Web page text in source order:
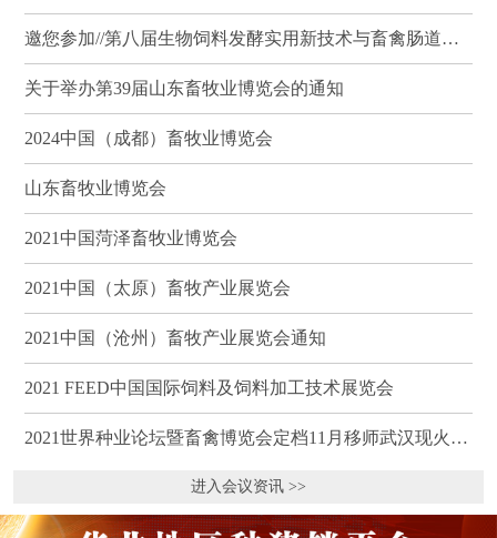
邀您参加//第八届生物饲料发酵实用新技术与畜禽肠道健康、营养科学研讨会（武汉）
关于举办第39届山东畜牧业博览会的通知
2024中国（成都）畜牧业博览会
山东畜牧业博览会
2021中国菏泽畜牧业博览会
2021中国（太原）畜牧产业展览会
2021中国（沧州）畜牧产业展览会通知
2021 FEED中国国际饲料及饲料加工技术展览会
2021世界种业论坛暨畜禽博览会定档11月移师武汉现火热招商
进入会议资讯 >>